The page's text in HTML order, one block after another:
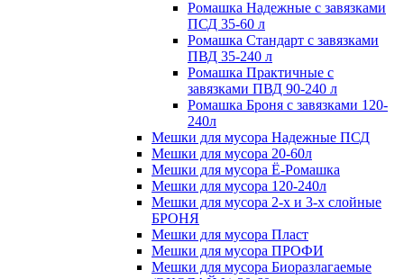
Ромашка Надежные с завязками
ПСД 35-60 л
Ромашка Стандарт с завязками
ПВД 35-240 л
Ромашка Практичные с
завязками ПВД 90-240 л
Ромашка Броня с завязками 120-
240л
Мешки для мусора Надежные ПСД
Мешки для мусора 20-60л
Мешки для мусора Ё-Ромашка
Мешки для мусора 120-240л
Мешки для мусора 2-х и 3-х слойные
БРОНЯ
Мешки для мусора Пласт
Мешки для мусора ПРОФИ
Мешки для мусора Биоразлагаемые